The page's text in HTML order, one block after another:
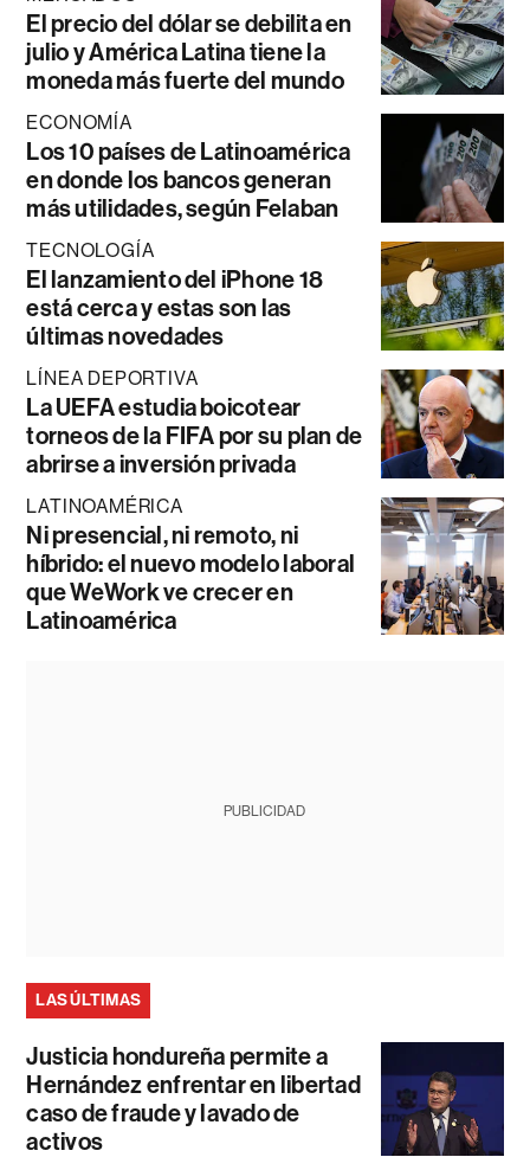
El precio del dólar se debilita en
julio y América Latina tiene la
moneda más fuerte del mundo
ECONOMÍA
Los 10 países de Latinoamérica
en donde los bancos generan
más utilidades, según Felaban
TECNOLOGÍA
El lanzamiento del iPhone 18
está cerca y estas son las
últimas novedades
LÍNEA DEPORTIVA
La UEFA estudia boicotear
torneos de la FIFA por su plan de
abrirse a inversión privada
LATINOAMÉRICA
Ni presencial, ni remoto, ni
híbrido: el nuevo modelo laboral
que WeWork ve crecer en
Latinoamérica
PUBLICIDAD
LAS ÚLTIMAS
Justicia hondureña permite a
Hernández enfrentar en libertad
caso de fraude y lavado de
activos